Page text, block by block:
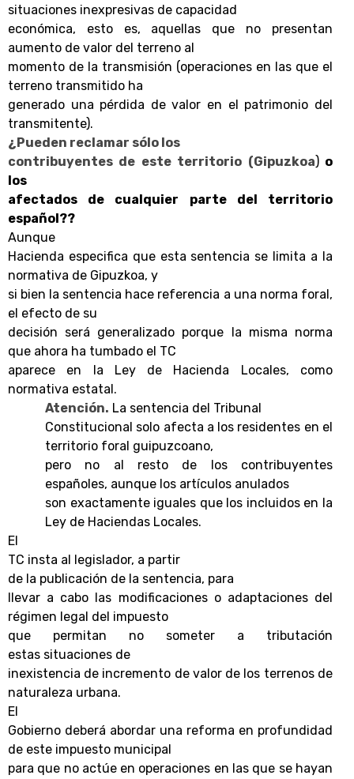
situaciones inexpresivas de capacidad
económica, esto es, aquellas que no presentan
aumento de valor del terreno al
momento de la transmisión (operaciones en las que el
terreno transmitido ha
generado una pérdida de valor en el patrimonio del
transmitente).
¿Pueden reclamar sólo los
contribuyentes de este territorio (Gipuzkoa)o
los
afectados de cualquier parte del territorio
español??
Aunque
Hacienda especifica que esta sentencia se limita a la
normativa de Gipuzkoa, y
si bien la sentencia hace referencia a una norma foral,
el efecto de su
decisión será generalizado porque la misma norma
que ahora ha tumbado el TC
aparece en la Ley de Hacienda Locales, como
normativa estatal.
Atención. La sentencia del Tribunal
Constitucional solo afecta a los residentes en el
territorio foral guipuzcoano,
pero no al resto de los contribuyentes
españoles, aunque los artículos anulados
son exactamente iguales que los incluidos en la
Ley de Haciendas Locales.
El
TC insta al legislador, a partir
de la publicación de la sentencia, para
llevar a cabo las modificaciones o adaptaciones del
régimen legal del impuesto
que permitan no someter a tributación
estas situaciones de
inexistencia de incremento de valor de los terrenos de
naturaleza urbana.
El
Gobierno deberá abordar una reforma en profundidad
de este impuesto municipal
para que no actúe en operaciones en las que se hayan